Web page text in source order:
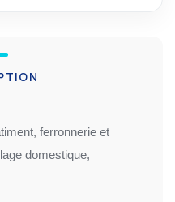
ferronnerie et
domestique,